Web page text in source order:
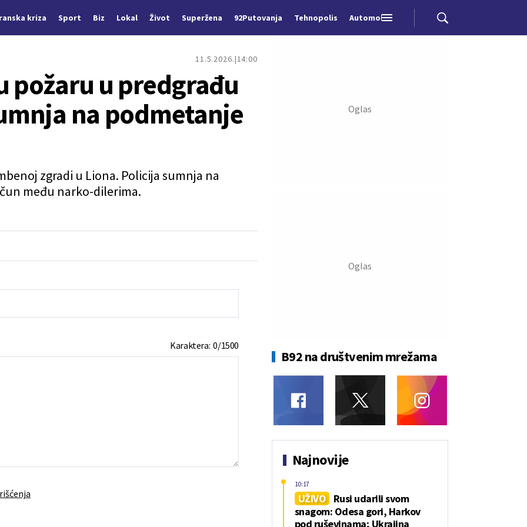
kriza Sport Biz Lokal Život Superžena 92Putovanja Tehnopolis Automobili
11.5.2026. 14:00
požaru u predgrađu
na podmetanje
zgradi u Liona. Policija sumnja na
među narko-dilerima.
Karaktera:0/1500
B92 na društvenim mrežama
Najnovije
UŽIVO
Rusi udarili svom
snagom: Odesa gori, Harkov
pod ruševinama; Ukrajina
10:17